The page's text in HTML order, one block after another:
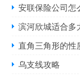
安联保险公司怎
滨河欣城适合多
直角三角形的性
乌支线攻略